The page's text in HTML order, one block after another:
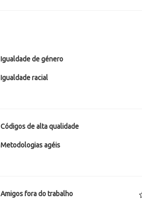
Igualdade de género
Igualdade racial
Códigos de alta qualidade
Metodologias agéis
Amigos fora do trabalho